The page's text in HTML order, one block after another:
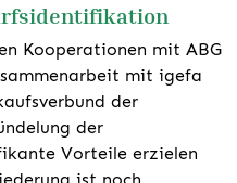
Kooperationen mit ABG
mit igefa
der
der
Vorteile erzielen